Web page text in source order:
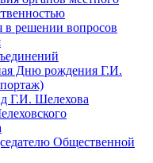
в решении вопросов
Дню рождения Г.И.
Г.И. Шелехова
Общественной